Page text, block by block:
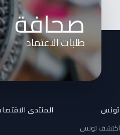
صحافة
طلبات الاعتماد
تونس
اكتشف تونس
المنتدى